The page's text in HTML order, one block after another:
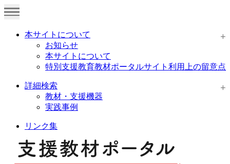
本サイトについて
お知らせ
本サイトについて
特別支援教育教材ポータルサイト利用上の留意点
詳細検索
教材・支援機器
実践事例
リンク集